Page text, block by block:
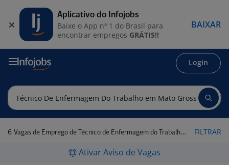
Login
6 Vagas de Emprego de Técnico de Enfermagem do Trabalho em Mato Grosso FILTRAR
Ativar Aviso de Vagas
Aplicativo do Infojobs
Baixe o App nº 1 do Brasil para
encontrar empregos GRÁTIS!!
BAIXAR